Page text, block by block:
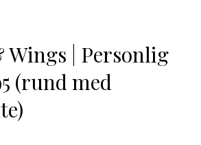
| Personlig
(rund med